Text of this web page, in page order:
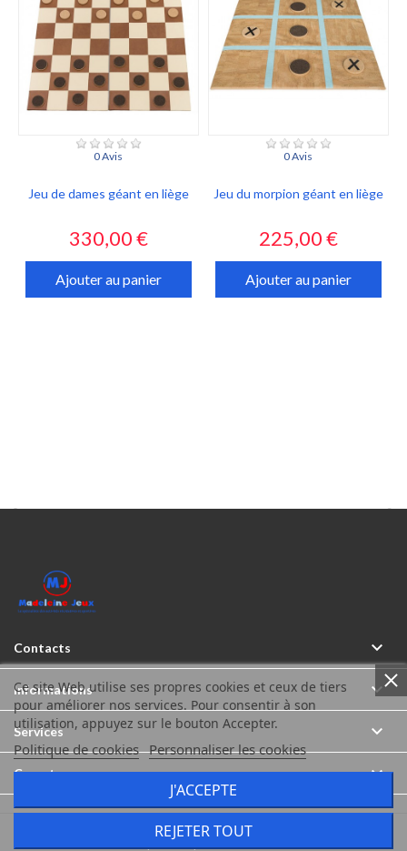
0 Avis
Jeu de dames géant en liège
Prix
330,00 €
Ajouter au panier
0 Avis
Jeu du morpion géant en liège
Prix
225,00 €
Ajouter au panier
 
Contacts 
Ce site Web utilise ses propres cookies et ceux de tiers
pour améliorer nos services. Pour consentir à son
utilisation, appuyez sur le bouton Accepter.
Politique de cookies Personnaliser les cookies
REJETER TOUT
J'ACCEPTE
Informations 
Services 
Compte 
Madeleine Jeux © Tous droits réservés 2026
Icônes créés par Freepik sur www.flaticon.com